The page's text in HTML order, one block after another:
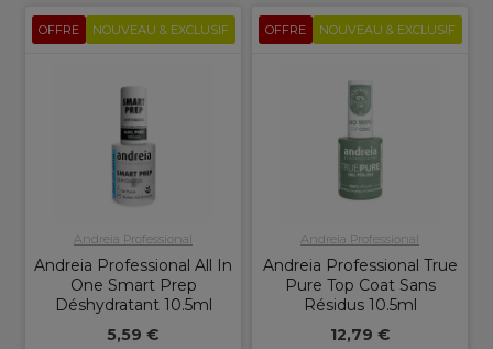
OFFRE NOUVEAU & EXCLUSIF
Andreia Professional
Andreia Professional All In
One Smart Prep
Déshydratant 10.5ml
5,59 €
OFFRE NOUVEAU & EXCLUSIF
Andreia Professional
Andreia Professional True
Pure Top Coat Sans
Résidus 10.5ml
12,79 €